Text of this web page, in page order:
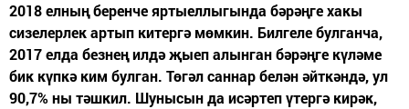
2018 елның беренче яртыеллыгында бәрәңге хакы
сизелерлек артып китергә мөмкин. Билгеле булганча,
2017 елда безнең илдә җыеп алынган бәрәңге күләме
бик күпкә ким булган. Төгәл саннар белән әйткәндә, ул
90,7% ны тәшкил. Шунысын да исәртеп үтергә кирәк,